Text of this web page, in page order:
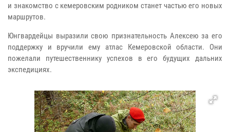
и знакомство с кемеровским родником станет частью его новых
маршрутов.
Юнгвардейцы выразили свою признательность Алексею за его
поддержку и вручили ему атлас Кемеровской области. Они
пожелали путешественнику успехов в его будущих дальних
экспедициях.